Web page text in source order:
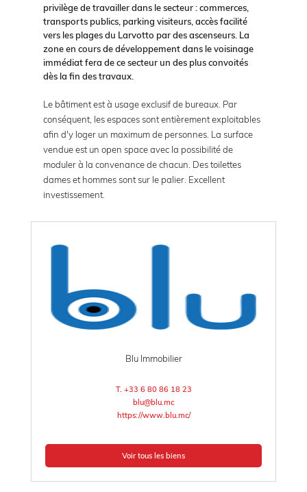
privilège de travailler dans le secteur : commerces,
transports publics, parking visiteurs, accès facilité
vers les plages du Larvotto par des ascenseurs. La
zone en cours de développement dans le voisinage
immédiat fera de ce secteur un des plus convoités
dès la fin des travaux.
Le bâtiment est à usage exclusif de bureaux. Par
conséquent, les espaces sont entièrement exploitables
afin d'y loger un maximum de personnes. La surface
vendue est un open space avec la possibilité de
moduler à la convenance de chacun. Des toilettes
dames et hommes sont sur le palier. Excellent
investissement.
Blu Immobilier
T. +33 6 80 86 18 23
blu@blu.mc
https://www.blu.mc/
Voir tous les biens